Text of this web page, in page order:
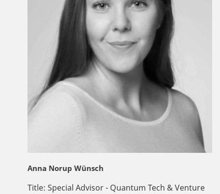
Anna Norup Wünsch
Title: Special Advisor - Quantum Tech & Venture